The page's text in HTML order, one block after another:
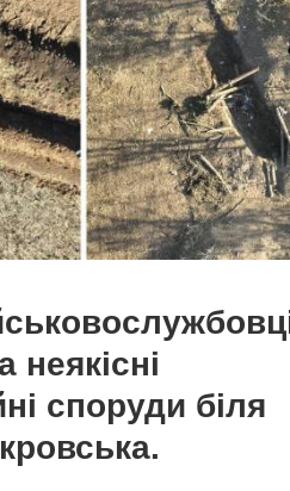
неякісні
споруди біля